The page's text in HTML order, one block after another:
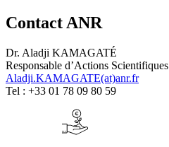
Contact ANR
Dr. Aladji KAMAGATÉ
Responsable d’Actions Scientifiques
Aladji.KAMAGATE(at)anr.fr
Tel : +33 01 78 09 80 59